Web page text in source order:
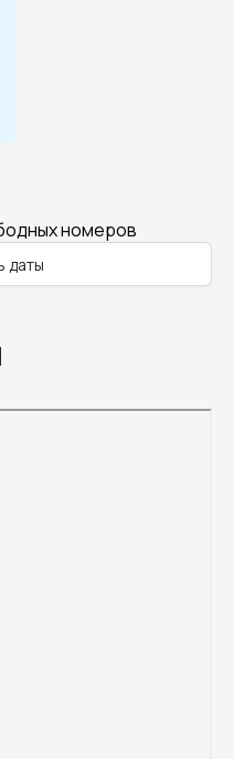
номеров
даты